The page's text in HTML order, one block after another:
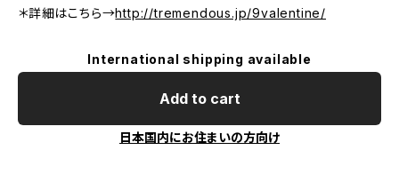
＊詳細はこちら→http://tremendous.jp/9valentine/
International shipping available
Add to cart
日本国内にお住まいの方向け